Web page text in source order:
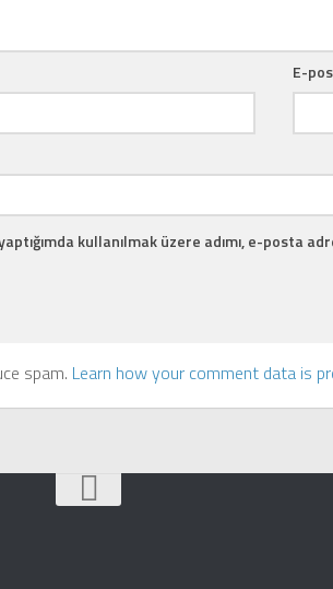
E-
kullanılmak üzere adımı, e-posta
spam. Learn how your comment data is